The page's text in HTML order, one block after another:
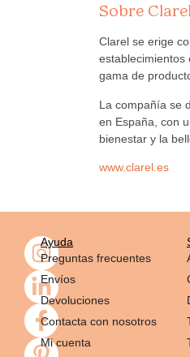
Sobre
Clarel se erige
establecimientos
gama de
La compañía se
en España, con
bienestar y la
www.clarel.es
Ayuda
Preguntas frecuentes
Envíos
Devoluciones
Contacta con nosotros
Mi cuenta